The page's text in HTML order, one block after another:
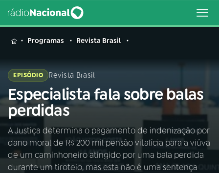
MENU
Buscar
na
Rádio
Nacional
AO VIVO
Programas Revista Brasil
EPISÓDIO Revista Brasil
Especialista fala sobre balas
perdidas
A Justiça determina o pagamento de indenização por
dano moral de R$ 200 mil pensão vitalícia para a viúva
de um caminhoneiro atingido por uma bala perdida
durante um tiroteio, mas esta não é uma sentença